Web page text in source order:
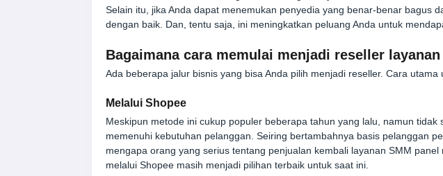
Selain itu, jika Anda dapat menemukan penyedia yang benar-benar bagus
dengan baik. Dan, tentu saja, ini meningkatkan peluang Anda untuk
Bagaimana cara memulai menjadi reseller layanan
Ada beberapa jalur bisnis yang bisa Anda pilih menjadi reseller. Cara
Melalui Shopee
Meskipun metode ini cukup populer beberapa tahun yang lalu, namun
memenuhi kebutuhan pelanggan. Seiring bertambahnya basis pelanggan
mengapa orang yang serius tentang penjualan kembali layanan SMM
melalui Shopee masih menjadi pilihan terbaik untuk saat ini.